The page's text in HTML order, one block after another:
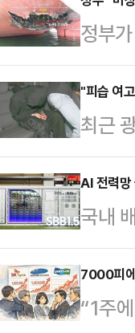
스소
다”며
했다.
있었
종저
정부
발 및
사건
한 것
되지
예정
정부
과 5
"피습 여
최근
상을
군
피해
명 소
쓰러
휴대
AI 전력망
국내
업을
확대
도권
7000피에
“1주